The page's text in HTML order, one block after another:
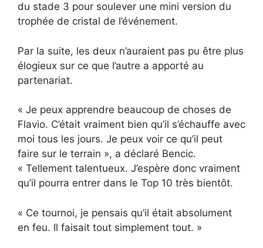
du stade 3 pour soulever une mini version du
trophée de cristal de l’événement.
Par la suite, les deux n’auraient pas pu être plus
élogieux sur ce que l’autre a apporté au
partenariat.
« Je peux apprendre beaucoup de choses de
Flavio. C’était vraiment bien qu’il s’échauffe avec
moi tous les jours. Je peux voir ce qu’il peut
faire sur le terrain », a déclaré Bencic.
« Tellement talentueux. J’espère donc vraiment
qu’il pourra entrer dans le Top 10 très bientôt.
« Ce tournoi, je pensais qu’il était absolument
en feu. Il faisait tout simplement tout. »